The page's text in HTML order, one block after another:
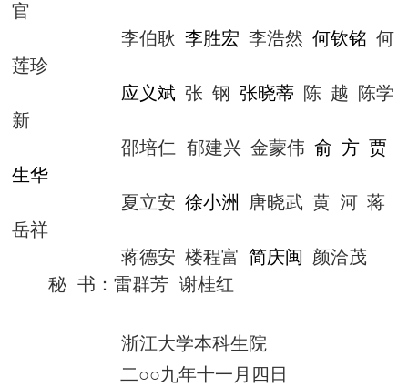
官
李伯耿 李胜宏 李浩然 何钦铭 何
莲珍
应义斌 张 钢 张晓蒂 陈 越 陈学
新
邵培仁
郁建兴 金蒙伟 俞 方 贾
生华
夏立安 徐小洲 唐晓武 黄 河 蒋
岳祥
蒋德安 楼程富 简庆闽 颜洽茂
秘 书：雷群芳 谢桂红
浙江大学本科生院
二○○九年十一月四日